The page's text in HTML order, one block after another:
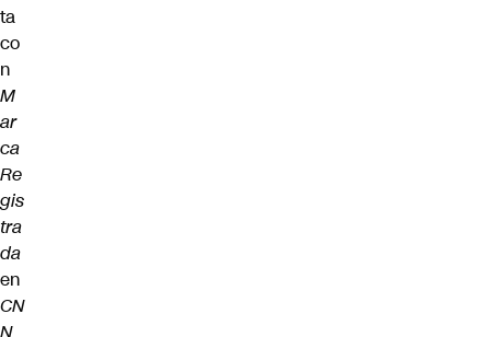
ta
co
n
M
ar
ca
Re
gis
tra
da
en
CN